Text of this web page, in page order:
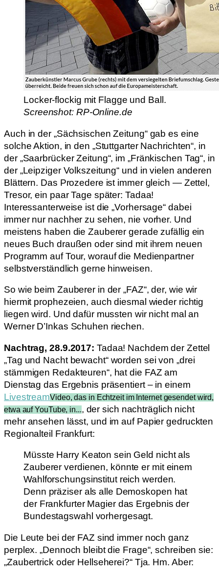
Locker-flockig mit Flagge und Ball.
Screenshot: RP-Online.de
Auch in der „Sächsischen Zeitung“ gab es eine
solche Aktion, in den „Stuttgarter Nachrichten“, in
der „Saarbrücker Zeitung“, im „Fränkischen Tag“, in
der „Leipziger Volkszeitung“ und in vielen anderen
Blättern. Das Prozedere ist immer gleich — Zettel,
Tresor, ein paar Tage später: Tadaa!
Interessanterweise ist die „Vorhersage“ dabei
immer nur nachher zu sehen, nie vorher. Und
meistens haben die Zauberer gerade zufällig ein
neues Buch draußen oder sind mit ihrem neuen
Programm auf Tour, worauf die Medienpartner
selbstverständlich gerne hinweisen.
So wie beim Zauberer in der „FAZ“, der, wie wir
hiermit prophezeien, auch diesmal wieder richtig
liegen wird. Und dafür mussten wir nicht mal an
Werner D’Inkas Schuhen riechen.
Nachtrag, 28.9.2017: Tadaa! Nachdem der Zettel
„Tag und Nacht bewacht“ worden sei von „drei
stämmigen Redakteuren“, hat die FAZ am
Dienstag das Ergebnis präsentiert – in einem
LivestreamVideo, das in Echtzeit im Internet gesendet wird,
etwa auf YouTube, in..., der sich nachträglich nicht
mehr ansehen lässt, und im auf Papier gedruckten
Regionalteil Frankfurt:
Müsste Harry Keaton sein Geld nicht als
Zauberer verdienen, könnte er mit einem
Wahlforschungsinstitut reich werden.
Denn präziser als alle Demoskopen hat
der Frankfurter Magier das Ergebnis der
Bundestagswahl vorhergesagt.
Die Leute bei der FAZ sind immer noch ganz
perplex. „Dennoch bleibt die Frage“, schreiben sie:
„Zaubertrick oder Hellseherei?“ Tja. Hm. Aber: